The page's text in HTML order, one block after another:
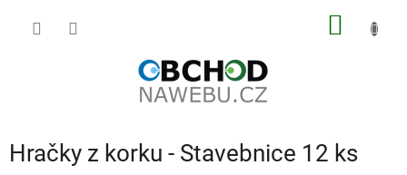
Hračky z korku - Stavebnice 12 ks